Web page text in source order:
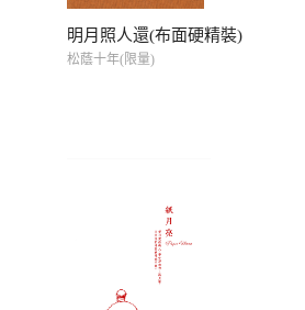
明月照人還(布面硬精裝)
松蔭十年(限量)